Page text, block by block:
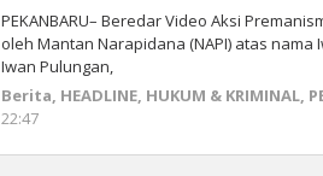
PEKANBARU– Beredar Video Aksi
oleh Mantan Narapidana (NAPI) atas nama
Iwan Pulungan,
Berita, HEADLINE, HUKUM & KRIMINAL,
22:47